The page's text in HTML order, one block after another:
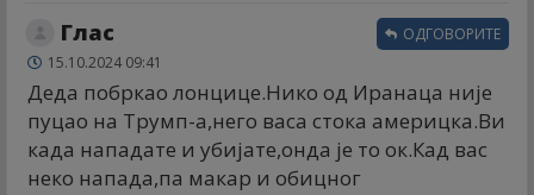
Глас
15.10.2024 09:41
Деда побркао лонцице.Нико од Иранаца није
пуцао на Трумп-а,него васа стока америцка.Ви
када нападате и убијате,онда је то ок.Кад вас
неко напада,па макар и обицног
ОДГОВОРИТЕ